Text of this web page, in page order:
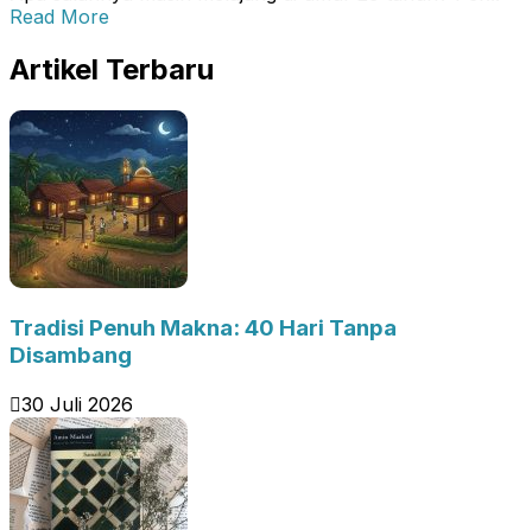
Read More
Artikel Terbaru
Tradisi Penuh Makna: 40 Hari Tanpa
Disambang
30 Juli 2026